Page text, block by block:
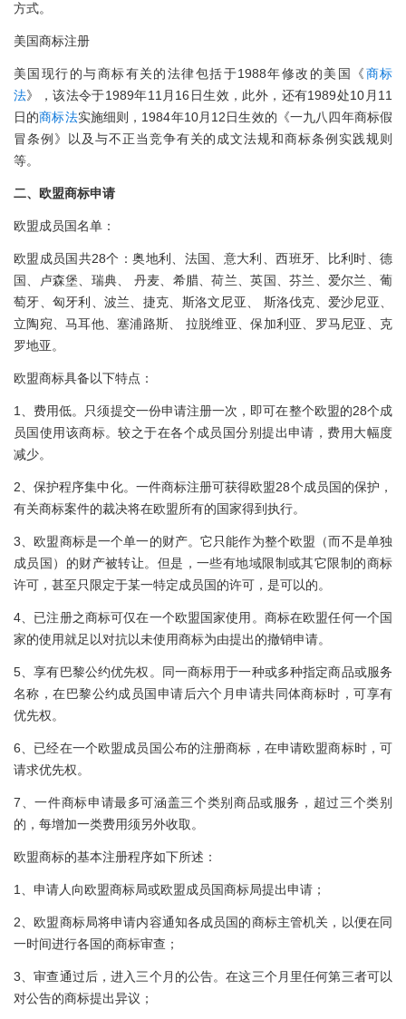
方式。
美国商标注册
美国现行的与商标有关的法律包括于1988年修改的美国《商标
法》，该法令于1989年11月16日生效，此外，还有1989处10月11
日的商标法实施细则，1984年10月12日生效的《一九八四年商标假
冒条例》以及与不正当竞争有关的成文法规和商标条例实践规则
等。
二、欧盟商标申请
欧盟成员国名单：
欧盟成员国共28个：奥地利、法国、意大利、西班牙、比利时、德
国、卢森堡、瑞典、 丹麦、希腊、荷兰、英国、芬兰、爱尔兰、葡
萄牙、匈牙利、波兰、捷克、斯洛文尼亚、 斯洛伐克、爱沙尼亚、
立陶宛、马耳他、塞浦路斯、 拉脱维亚、保加利亚、罗马尼亚、克
罗地亚。
欧盟商标具备以下特点：
1、费用低。只须提交一份申请注册一次，即可在整个欧盟的28个成
员国使用该商标。较之于在各个成员国分别提出申请，费用大幅度
减少。
2、保护程序集中化。一件商标注册可获得欧盟28个成员国的保护，
有关商标案件的裁决将在欧盟所有的国家得到执行。
3、欧盟商标是一个单一的财产。它只能作为整个欧盟（而不是单独
成员国）的财产被转让。但是，一些有地域限制或其它限制的商标
许可，甚至只限定于某一特定成员国的许可，是可以的。
4、已注册之商标可仅在一个欧盟国家使用。商标在欧盟任何一个国
家的使用就足以对抗以未使用商标为由提出的撤销申请。
5、享有巴黎公约优先权。同一商标用于一种或多种指定商品或服务
名称，在巴黎公约成员国申请后六个月申请共同体商标时，可享有
优先权。
6、已经在一个欧盟成员国公布的注册商标，在申请欧盟商标时，可
请求优先权。
7、一件商标申请最多可涵盖三个类别商品或服务，超过三个类别
的，每增加一类费用须另外收取。
欧盟商标的基本注册程序如下所述：
1、申请人向欧盟商标局或欧盟成员国商标局提出申请；
2、欧盟商标局将申请内容通知各成员国的商标主管机关，以便在同
一时间进行各国的商标审查；
3、审查通过后，进入三个月的公告。在这三个月里任何第三者可以
对公告的商标提出异议；